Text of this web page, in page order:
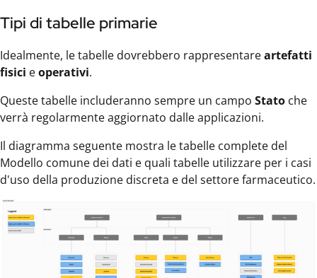
Tipi di tabelle primarie
Idealmente, le tabelle dovrebbero rappresentareartefatti
fisici eoperativi.
Queste tabelle includeranno sempre un campo Stato che
verrà regolarmente aggiornato dalle applicazioni.
Il diagramma seguente mostra le tabelle complete del
Modello comune dei dati e quali tabelle utilizzare per i casi
d'uso della produzione discreta e del settore farmaceutico.